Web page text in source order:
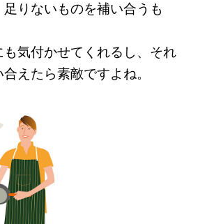
りないものを補い合うも
気付かせてくれるし、それ
えたら素敵ですよね。